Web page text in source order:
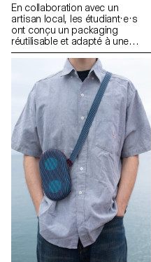
En collaboration avec un
artisan local, les étudiant·e·s
ont conçu un packaging
réutilisable et adapté à une
production en série. Le projet
visait à valoriser un produit
alimentaire du quotidien tout en
répondant aux enjeux actuels
liés au transport, à la durabilité
et à la seconde vie des
emballages. L’intervention
devait être simple, fonctionnelle
et écologique, et proposer un
usage au-delà de la fonction
d’emballage initiale.